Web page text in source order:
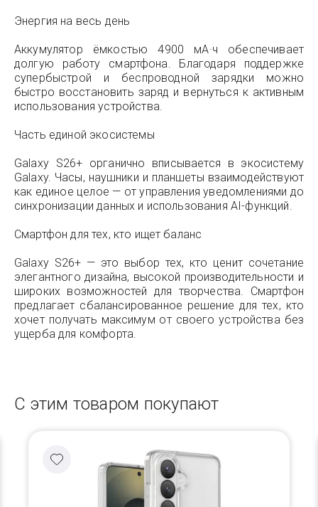
Энергия на весь день
Аккумулятор ёмкостью 4900 мА·ч обеспечивает
долгую работу смартфона. Благодаря поддержке
супербыстрой и беспроводной зарядки можно
быстро восстановить заряд и вернуться к активным
использования устройства.
Часть единой экосистемы
Galaxy S26+ органично вписывается в экосистему
Galaxy. Часы, наушники и планшеты взаимодействуют
как единое целое — от управления уведомлениями до
синхронизации данных и использования AI-функций.
Смартфон для тех, кто ищет баланс
Galaxy S26+ — это выбор тех, кто ценит сочетание
элегантного дизайна, высокой производительности и
широких возможностей для творчества. Смартфон
предлагает сбалансированное решение для тех, кто
хочет получать максимум от своего устройства без
ущерба для комфорта.
С этим товаром покупают